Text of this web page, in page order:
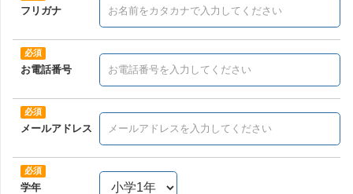
フリガナ
お電話番号
メールアドレス
学年